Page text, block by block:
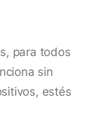
para todos
sin
estés